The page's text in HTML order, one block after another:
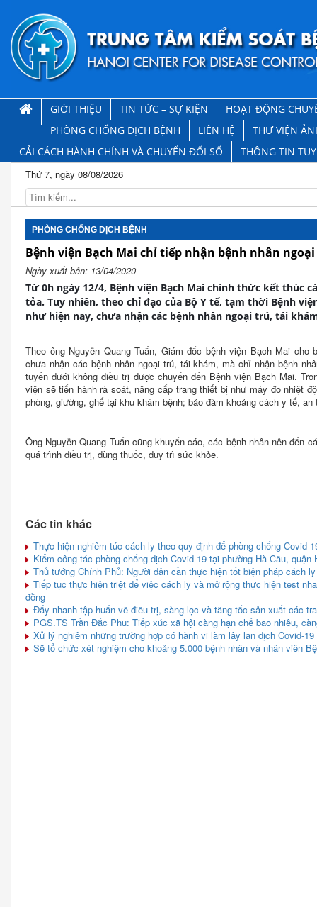
GIỚI THIỆU TIN TỨC – SỰ KIỆN
HOẠT ĐỘNG
PHÒNG CHỐNG DỊCH BỆNH
LIÊN HỆ
THƯ VIỆN
CẢI CÁCH HÀNH CHÍNH VÀ CHUYỂN ĐỔI SỐ
THÔNG TIN
Thứ 7, ngày 08/08/2026
PHÒNG CHỐNG DỊCH BỆNH
Bệnh viện Bạch Mai chỉ tiếp nhận bệnh nhân
Ngày xuất bản: 13/04/2020
Từ 0h ngày 12/4, Bệnh viện Bạch Mai chính thức kết thúc
tỏa. Tuy nhiên, theo chỉ đạo của Bộ Y tế, tạm thời Bệnh
như hiện nay, chưa nhận các bệnh nhân ngoại trú, tái
Theo ông Nguyễn Quang Tuấn, Giám đốc bệnh viện Bạch Mai
chưa nhận các bệnh nhân ngoại trú, tái khám, mà chỉ nhận bệnh
tuyến dưới không điều trị được chuyển đến Bệnh viện Bạch Mai.
viện sẽ tiến hành rà soát, nâng cấp trang thiết bị như máy đo nhiệt
phòng, giường, ghế tại khu khám bệnh; bảo đảm khoảng cách y tế,
Ông Nguyễn Quang Tuấn cũng khuyến cáo, các bệnh nhân nên đến
quá trình điều trị, dùng thuốc, duy trì sức khỏe.
Các tin khác
Thực hiện nghiêm túc cách ly theo quy định để phòng chống Covid-
Kiểm công tác phòng chống dịch Covid-19 tại phường Hà Cầu, quận
Thủ tướng Chính Phủ: Người dân cần thực hiện tốt biện pháp cách
Tiếp tục thực hiện triệt để việc cách ly và mở rộng thực hiện test
đồng
Đẩy nhanh tập huấn về điều trị, sàng lọc và tăng tốc sản xuất các
PGS.TS Trần Đắc Phu: Tiếp xúc xã hội càng hạn chế bao nhiêu,
Xử lý nghiêm những trường hợp có hành vi làm lây lan dịch Covid-19
Sẽ tổ chức xét nghiệm cho khoảng 5.000 bệnh nhân và nhân viên